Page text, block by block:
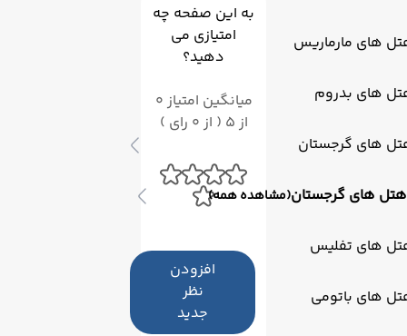
های مارماریس
های بدروم
های گرجستان
هتل های گرجستان(مشاهده همه)
های تفلیس
های باتومی
به این صفحه چه
امتیازی می
دهید؟
میانگین امتیاز 0
از 5 ( از 0 رای )
افزودن
نظر
جدید